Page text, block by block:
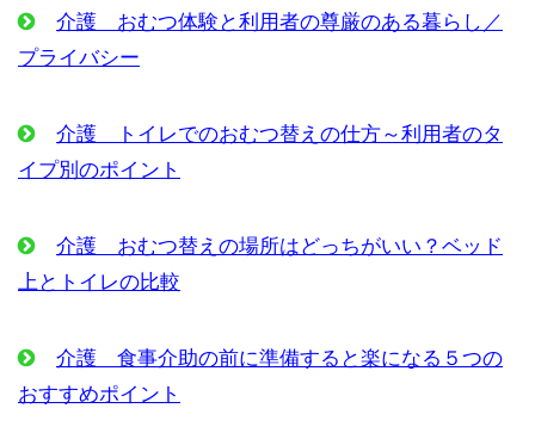
介護 おむつ体験と利用者の尊厳のある暮らし／
プライバシー
介護 トイレでのおむつ替えの仕方～利用者のタ
イプ別のポイント
介護 おむつ替えの場所はどっちがいい？ベッド
上とトイレの比較
介護 食事介助の前に準備すると楽になる５つの
おすすめポイント